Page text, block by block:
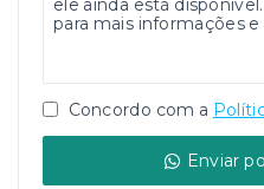
Concordo com a
Enviar